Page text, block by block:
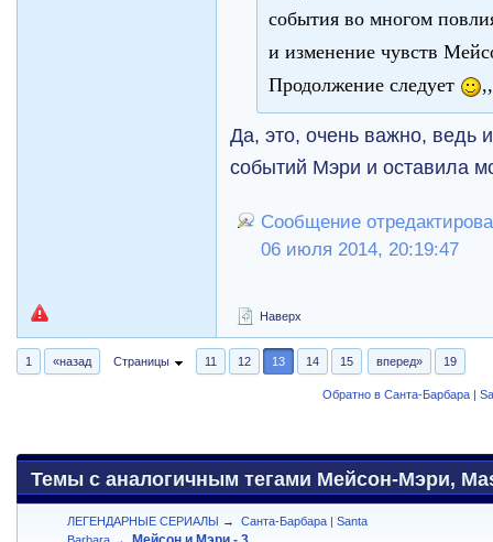
события во многом
и изменение чувств
Продолжение следует
Да, это, очень важно, ведь
событий Мэри и оставила
Сообщение
06 июля 2014, 20:19:47
Наверх
1 «назад Страницы 11 12 13 14 15 вперед» 19
Обратно в Санта-Барбара |
Темы с аналогичным тегами Мейсон-Мэри,
ЛЕГЕНДАРНЫЕ СЕРИАЛЫ →
Санта-Барбара | Santa